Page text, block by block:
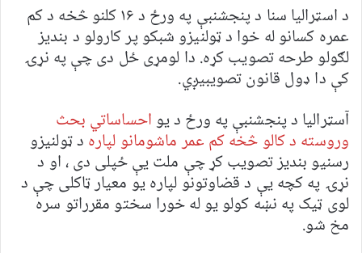
د اسټرالیا سنا د پنجشنبې په ورځ د ۱۶ کلنو څخه د کم
عمره کسانو له خوا د ټولنیزو شبکو پر کارولو د بندیز
لګولو طرحه تصویب کړه. دا لومړی ځل دی چې په نړۍ
کې دا ډول قانون تصویبیږي.
آسټرالیا د پنجشنبې په ورځ د یواحساساتي بحث
وروسته د کالو څخه کم عمر ماشومانو لپاره د ټولنیزو
رسنیو بندیز تصویب کړ چې ملت یې ځپلی دی ، او د
نړۍ په کچه یې د قضاوتونو لپاره یو معیار ټاکلی چې د
لوی ټیک په نښه کولو یو له خورا سختو مقرراتو سره
مخ شو.